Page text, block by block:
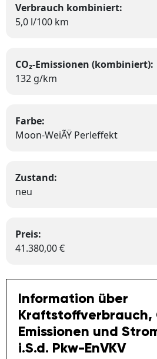
Verbrauch kombiniert:
5,0 l/100 km
CO₂-Emissionen (kombiniert):
132 g/km
Farbe:
Moon-WeiÃŸ Perleffekt
Zustand:
neu
Preis:
41.380,00 €
Information über
Kraftstoffverbrauch,
Emissionen und
i.S.d. Pkw-EnVKV